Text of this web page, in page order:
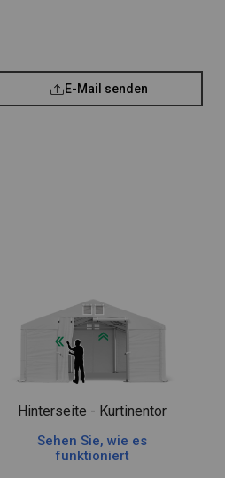
E-Mail senden
Hinterseite - Kurtinentor
Sehen Sie, wie es
funktioniert